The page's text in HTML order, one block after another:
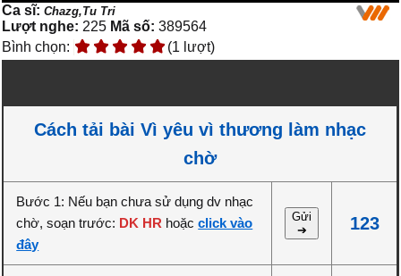
Ca sĩ:Chazg,Tu Tri
Lượt nghe: 225 Mã số: 389564
Bình chọn:
(1 lượt)
Cách tải bài Vì yêu vì thương làm nhạc
chờ
Bước 1: Nếu bạn chưa sử dụng dv nhạc
chờ, soạn trước: DK HR hoặcclick vào
đây
Gửi
➔
123